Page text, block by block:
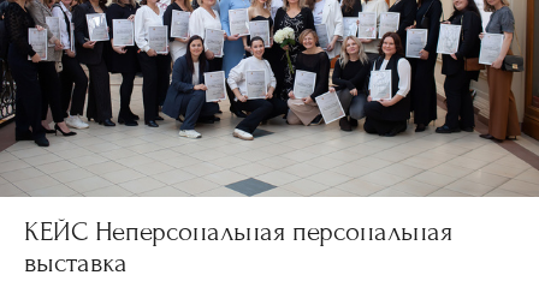
КЕЙС Неперсональная персональная
выставка